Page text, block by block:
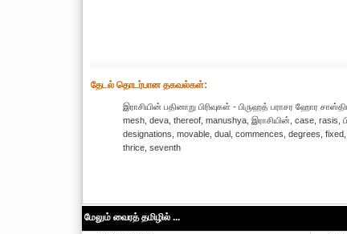
தேட‌ல் தொட‌ர்பான தகவ‌ல்க‌ள்:
இராசியின் பதினாறு பிரிவுகள் - பிருஹத் பராசர ஹோர
mesh, deva, thereof, manushya, இராசியின், case, rasis,
designations, movable, dual, commences, degrees,
thrice, seventh
மேலும் வைரத் தமிழில் ...